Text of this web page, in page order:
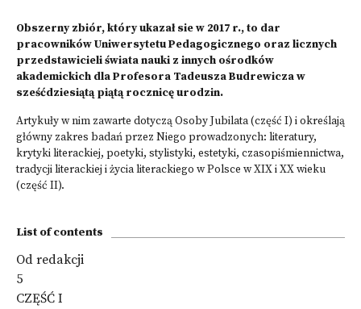
Obszerny zbiór, który ukazał sie w 2017 r., to dar
pracowników Uniwersytetu Pedagogicznego oraz licznych
przedstawicieli świata nauki z innych ośrodków
akademickich dla Profesora Tadeusza Budrewicza w
sześćdziesiątą piątą rocznicę urodzin.
Artykuły w nim zawarte dotyczą Osoby Jubilata (część I) i określają
główny zakres badań przez Niego prowadzonych: literatury,
krytyki literackiej, poetyki, stylistyki, estetyki, czasopiśmiennictwa,
tradycji literackiej i życia literackiego w Polsce w XIX i XX wieku
(część II).
List of contents
Od redakcji
5
CZĘŚĆ I